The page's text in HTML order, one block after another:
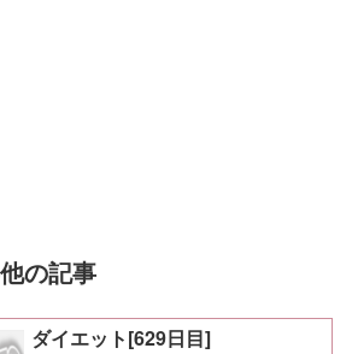
の記事
ダイエット[629日目]